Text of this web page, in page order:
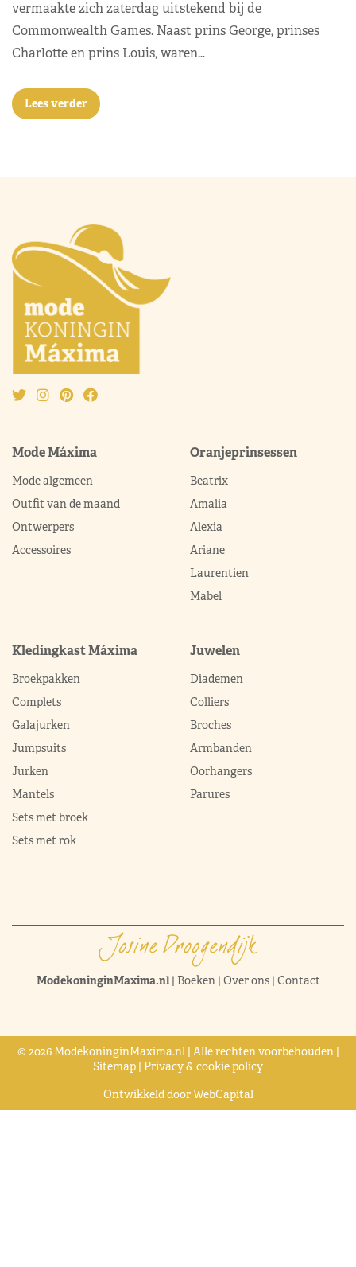
vermaakte zich zaterdag uitstekend bij de
Commonwealth Games. Naast prins George, prinses
Charlotte en prins Louis, waren…
Lees verder
Mode Máxima
Mode algemeen
Outfit van de maand
Ontwerpers
Accessoires
Oranjeprinsessen
Beatrix
Amalia
Alexia
Ariane
Laurentien
Mabel
Kledingkast Máxima
Broekpakken
Complets
Galajurken
Jumpsuits
Jurken
Mantels
Sets met broek
Sets met rok
Juwelen
Diademen
Colliers
Broches
Armbanden
Oorhangers
Parures
ModekoninginMaxima.nl| Boeken| Over ons| Contact
© 2026 ModekoninginMaxima.nl | Alle rechten voorbehouden |
Sitemap | Privacy & cookie policy
Ontwikkeld doorWebCapital